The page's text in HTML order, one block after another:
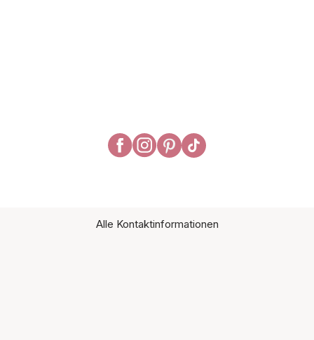
Alle Kontaktinformationen